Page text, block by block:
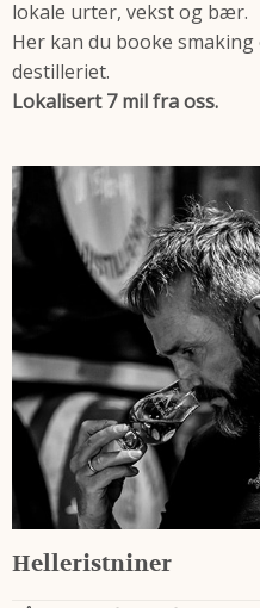
lokale urter, vekst og bær.
Her kan du booke
destilleriet.
Lokalisert 7 mil fra oss.
Helleristniner